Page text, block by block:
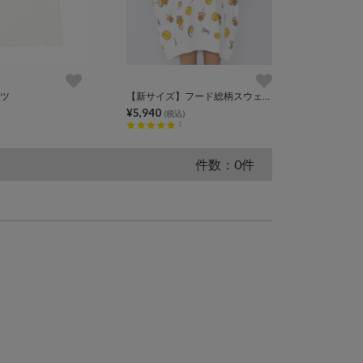
【新サイズ】フード総柄スウェット
¥5,940 (税込)
1
件数：0件